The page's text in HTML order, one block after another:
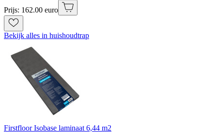
Prijs: 162.00 euro
Bekijk alles in huishoudtrap
Firstfloor Isobase laminaat 6,44 m2